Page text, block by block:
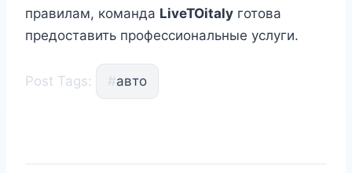
правилам, команда LiveTOitaly готова
предоставить профессиональные услуги.
Post Tags: #авто